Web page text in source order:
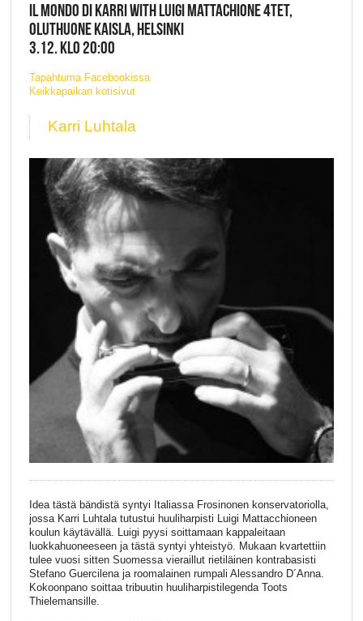
IL MONDO DI KARRI WITH LUIGI MATTACHIONE 4TET,
OLUTHUONE KAISLA, HELSINKI
3.12. KLO 20:00
Tapahtuma Facebookissa
Keikkapaikan kotisivut
Karri Luhtala
Idea tästä bändistä syntyi Italiassa Frosinonen konservatoriolla,
jossa Karri Luhtala tutustui huuliharpisti Luigi Mattacchioneen
koulun käytävällä. Luigi pyysi soittamaan kappaleitaan
luokkahuoneeseen ja tästä syntyi yhteistyö. Mukaan kvartettiin
tulee vuosi sitten Suomessa vieraillut rietiläinen kontrabasisti
Stefano Guercilena ja roomalainen rumpali Alessandro D´Anna.
Kokoonpano soittaa tribuutin huuliharpistilegenda Toots
Thielemansille.